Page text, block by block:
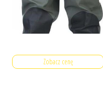
Zobacz cenę